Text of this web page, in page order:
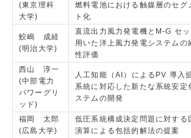
(東京理科
大学)
燃料電池における触媒層のセグ
ト化
鮫嶋 成経
(明治大学)
直流出力風力発電機とM-G セッ
用いた洋上風力発電システムの
性評価
西山 淳一
(中部電力
パワーグリ
ッド)
人工知能（AI）によるPV 導入
系統に対応した新たな系統安定
ステムの開発
福岡 太郎
(広島大学)
低圧系統構成決定問題に対する
演算による包括的解法の提案